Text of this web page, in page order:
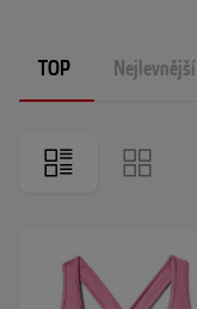
TOP Nejlevnější